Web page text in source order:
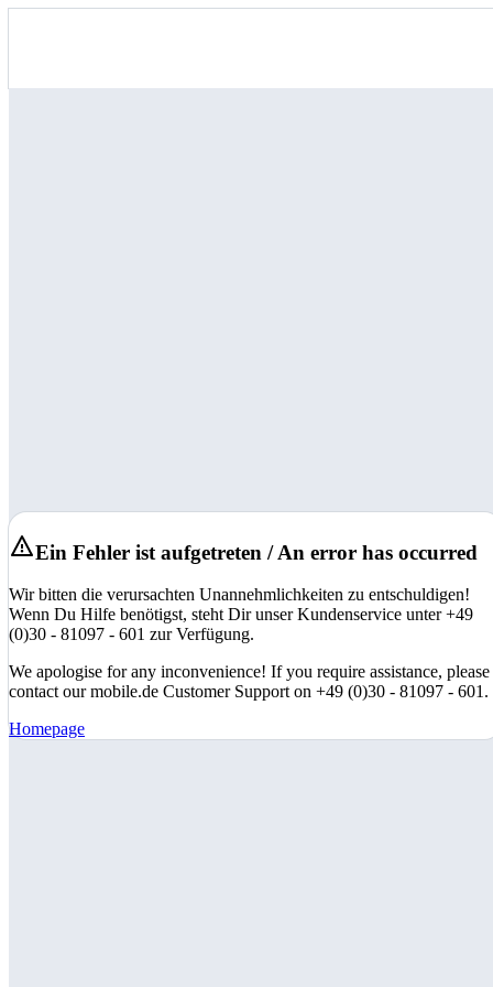
Ein Fehler ist aufgetreten / An error has occurred
Wir bitten die verursachten Unannehmlichkeiten zu entschuldigen!
Wenn Du Hilfe benötigst, steht Dir unser Kundenservice unter +49
(0)30 - 81097 - 601 zur Verfügung.
We apologise for any inconvenience! If you require assistance, please
contact our mobile.de Customer Support on +49 (0)30 - 81097 - 601.
Homepage